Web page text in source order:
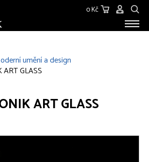
0 Kč
umění a design
GLASS
ART GLASS